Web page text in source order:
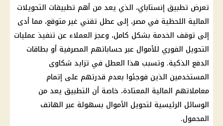
تعرض تطبيق إنستاباي، الذي يعد من أهم تطبيقات التحويلات
المالية اللحظية في مصر، إلى عطل تقني غير متوقع، مما أدى
إلى توقف الخدمة بشكل كامل، وعجز العملاء عن تنفيذ عمليات
التحويل الفوري للأموال عبر حساباتهم المصرفية أو بطاقات
الدفع الذكية. وتسبب هذا العطل في تزايد شكاوى
المستخدمين الذين فوجئوا بعدم قدرتهم على إتمام
معاملاتهم المالية المعتادة، خاصة أن التطبيق يعد من
الوسائل الرئيسية لتحويل الأموال بسهولة عبر الهاتف
المحمول.